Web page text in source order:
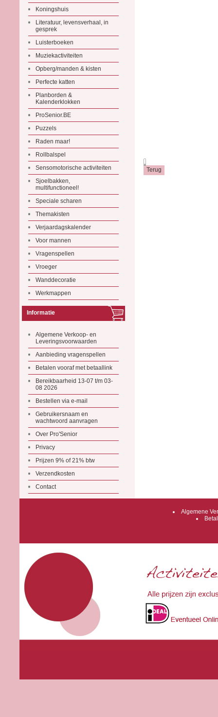
Koningshuis
Literatuur, levensverhaal, in
gesprek
Luisterboeken
Muziekactiviteiten
Opberg/manden & kisten
Perfecte katten
Planborden &
Kalenderklokken
ProSenior.BE
Puzzels
Raden maar!
Rollbalspel
Sensomotorische activiteiten
Sjoelbakken,
multifunctioneel!
Speciale scharen
Themakisten
Verjaardagskalender
Voor mannen
Vragenspellen
Vroeger
Wanddecoratie
Werkmappen
Informatie
Algemene Verkoop- en
Leveringsvoorwaarden
Aanbieding vragenspellen
Betalen vooraf met betaallink
Bereikbaarheid 13-07 t/m 03-
08 2026
Bestellen via e-mail
Gebruikersnaam en
wachtwoord aanvragen
Over Pro'Senior
Privacy
Prijzen 9% of 21% btw
Verzendkosten
Contact
.
Algemene